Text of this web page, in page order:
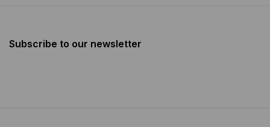
Subscribe to our newsletter